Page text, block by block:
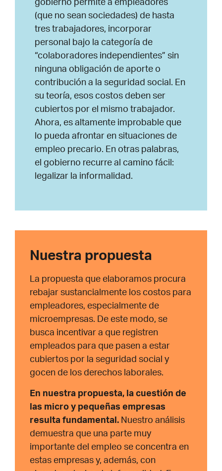
gobierno permite a empleadores
(que no sean sociedades) de hasta
tres trabajadores, incorporar
personal bajo la categoría de
“colaboradores independientes” sin
ninguna obligación de aporte o
contribución a la seguridad social. En
su teoría, esos costos deben ser
cubiertos por el mismo trabajador.
Ahora, es altamente improbable que
lo pueda afrontar en situaciones de
empleo precario. En otras palabras,
el gobierno recurre al camino fácil:
legalizar la informalidad.
Nuestra propuesta
La propuesta que elaboramos procura
rebajar sustancialmente los costos para
empleadores, especialmente de
microempresas. De este modo, se
busca incentivar a que registren
empleados para que pasen a estar
cubiertos por la seguridad social y
gocen de los derechos laborales.
En nuestra propuesta, la cuestión de
las micro y pequeñas empresas
resulta fundamental. Nuestro análisis
demuestra que una parte muy
importante del empleo se concentra en
estas empresas y, además, con